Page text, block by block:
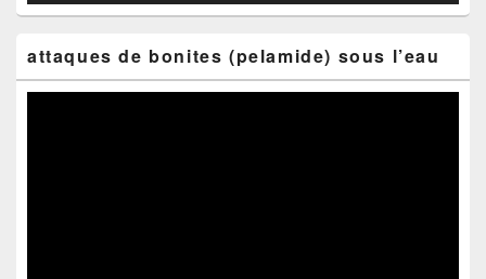
attaques de bonites (pelamide) sous l’eau